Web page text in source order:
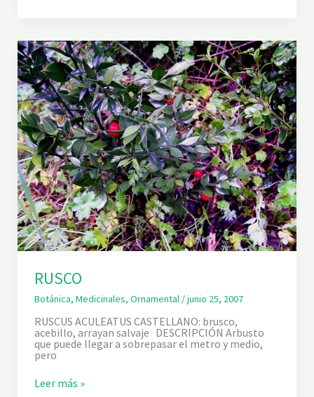
L
O
RUSCO
Botánica, Medicinales, Ornamental/junio 25, 2007
RUSCUS ACULEATUS CASTELLANO: brusco,
acebillo, arrayan salvaje DESCRIPCIÓN Arbusto
que puede llegar a sobrepasar el metro y medio,
pero
R
Leer más »